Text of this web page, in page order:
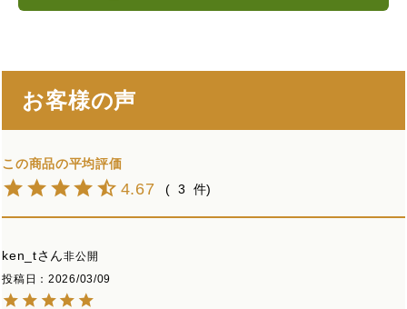
お客様の声
4.67 3
ken_t
非公開
投稿日
2026/03/09